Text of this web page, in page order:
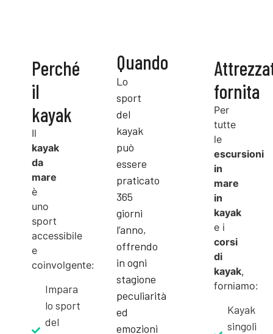
Perché
il
kayak
Il
kayak
da
mare
è
uno
sport
accessibile
e
coinvolgente:
Impara
lo sport
del
Quando
Lo
sport
del
kayak
può
essere
praticato
365
giorni
l’anno,
offrendo
in ogni
stagione
peculiarità
ed
emozioni
fornita
Per
tutte
le
escursioni
in
mare
in
kayak
e i
corsi
di
kayak,
forniamo:
Kayak
singoli